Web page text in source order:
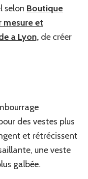
selon Boutique
mesure et
a Lyon, de créer
des vestes plus
et rétrécissent
une veste
galbée.